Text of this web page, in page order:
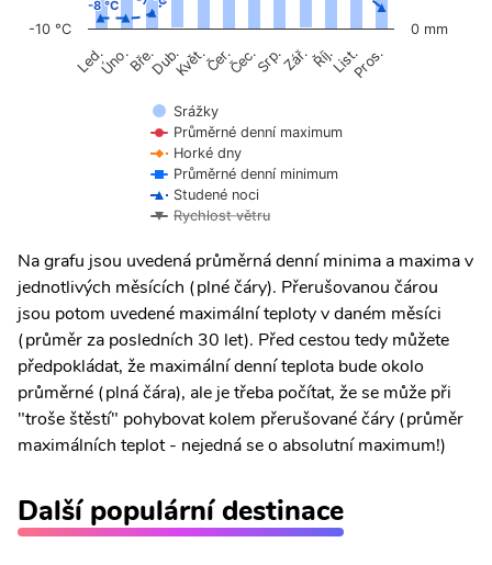
-8 °C
-8 °C
Srážky
Průměrné denní maximum
Horké dny
Průměrné denní minimum
Studené noci
Rychlost větru
Led.Úno.Bře.Dub.Květ.Čer.Čec.Srp.Zář.Říj.List.Pros.
-10 °C 0 mm
Na grafu jsou uvedená průměrná denní minima a maxima v
jednotlivých měsících (plné čáry). Přerušovanou čárou
jsou potom uvedené maximální teploty v daném měsíci
(průměr za posledních 30 let). Před cestou tedy můžete
předpokládat, že maximální denní teplota bude okolo
průměrné (plná čára), ale je třeba počítat, že se může při
"troše štěstí" pohybovat kolem přerušované čáry (průměr
maximálních teplot - nejedná se o absolutní maximum!)
Další populární destinace